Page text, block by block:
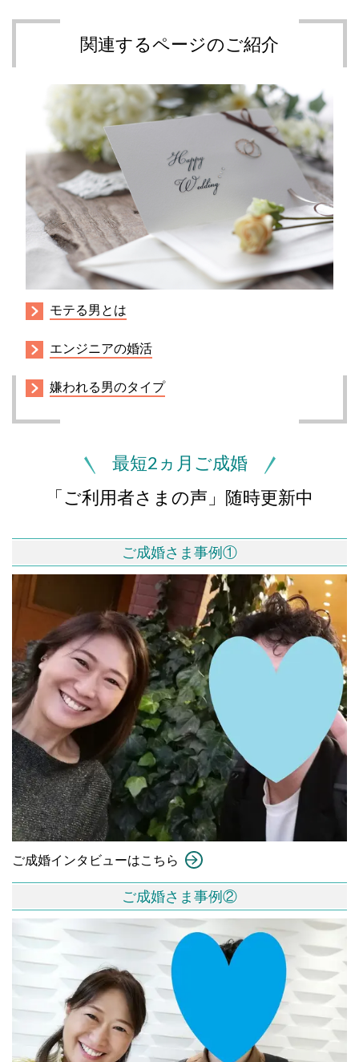
関連するページのご紹介
モテる男とは
エンジニアの婚活
嫌われる男のタイプ
最短2ヵ月ご成婚
「ご利用者さまの声」随時更新中
ご成婚さま事例①
ご成婚インタビューはこちら
ご成婚さま事例②